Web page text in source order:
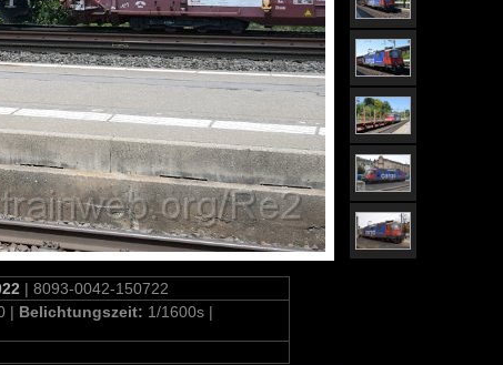
| 8093-0042-150722
| Belichtungszeit: 1/1600s |